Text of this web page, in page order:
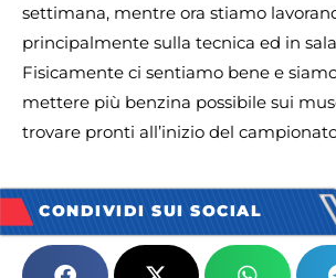
settimana, mentre ora stiamo
principalmente sulla tecnica ed in
Fisicamente ci sentiamo bene e
mettere più benzina possibile sui
trovare pronti all’inizio del
CONDIVIDI SUI SOCIAL